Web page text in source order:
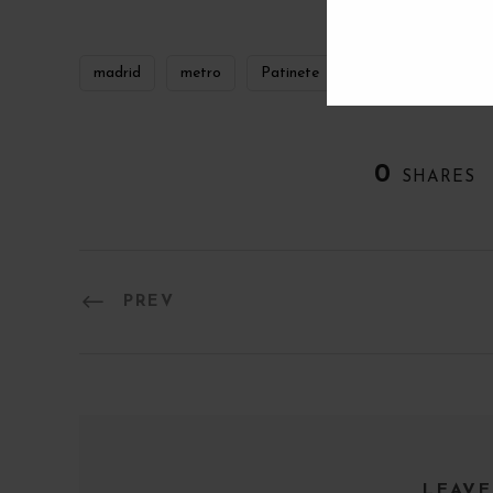
madrid metro Patinete
0 SHARES
PREV